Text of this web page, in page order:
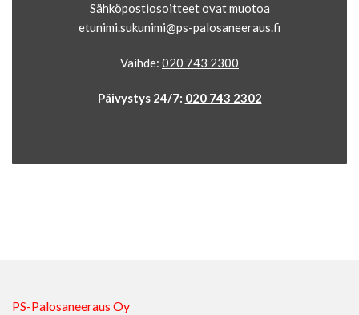
Sähköpostiosoitteet ovat muotoa
etunimi.sukunimi@ps-palosaneeraus.fi
Vaihde: 020 743 2300
Päivystys 24/7: 020 743 2302
PS-Palosaneeraus Oy